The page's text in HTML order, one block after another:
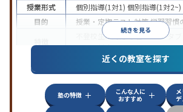
続きを見る
授業形式
個別指導(1対1) 個別指導(1対2~)
目的
授業・定期テスト対策学習習慣
不登校生に対応学習にPC・タブ
ライン対応
近くの教室を探す
塾の特徴
こんな人に
おすすめ